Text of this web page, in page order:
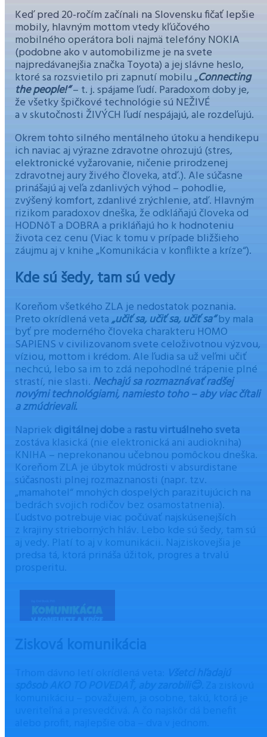
Keď pred 20-ročím začínali na Slovensku fičať lepšie
mobily, hlavným mottom vtedy kľúčového
mobilného operátora boli najmä telefóny NOKIA
(podobne ako v automobilizme je na svete
najpredávanejšia značka Toyota) a jej slávne heslo,
ktoré sa rozsvietilo pri zapnutí mobilu „Connecting
the people!“– t. j. spájame ľudí. Paradoxom doby je,
že všetky špičkové technológie sú NEŽIVÉ
a v skutočnosti ŽIVÝCH ľudí nespájajú, ale rozdeľujú.
Okrem tohto silného mentálneho útoku a hendikepu
ich naviac aj výrazne zdravotne ohrozujú (stres,
elektronické vyžarovanie, ničenie prirodzenej
zdravotnej aury živého človeka, atď.). Ale súčasne
prinášajú aj veľa zdanlivých výhod – pohodlie,
zvýšený komfort, zdanlivé zrýchlenie, atď. Hlavným
rizikom paradoxov dneška, že odkláňajú človeka od
HODNôT a DOBRA a prikláňajú ho k hodnoteniu
života cez cenu (Viac k tomu v prípade bližšieho
záujmu aj v knihe „Komunikácia v konflikte a kríze“).
Kde sú šedy, tam sú vedy
Koreňom všetkého ZLA je nedostatok poznania.
Preto okrídlená veta„učiť sa, učiť sa, učiť sa“by mala
byť pre moderného človeka charakteru HOMO
SAPIENS v civilizovanom svete celoživotnou výzvou,
víziou, mottom i krédom. Ale ľudia sa už veľmi učiť
nechcú, lebo sa im to zdá nepohodlné trápenie plné
strastí, nie slasti. Nechajú sa rozmaznávať radšej
novými technológiami, namiesto toho – aby viac čítali
a zmúdrievali.
Napriek digitálnej dobea rastu virtuálneho sveta
zostáva klasická (nie elektronická ani audiokniha)
KNIHA – neprekonanou učebnou pomôckou dneška.
Koreňom ZLA je úbytok múdrosti v absurdistane
súčasnosti plnej rozmaznanosti (napr. tzv.
„mamahotel“ mnohých dospelých parazitujúcich na
bedrách svojich rodičov bez osamostatnenia).
Ľudstvo potrebuje viac počúvať najskúsenejších
z krajiny strieborných hláv. Lebo kde sú šedy, tam sú
aj vedy. Platí to aj v komunikácii. Najziskovejšia je
predsa tá, ktorá prináša úžitok, progres a trvalú
prosperitu.